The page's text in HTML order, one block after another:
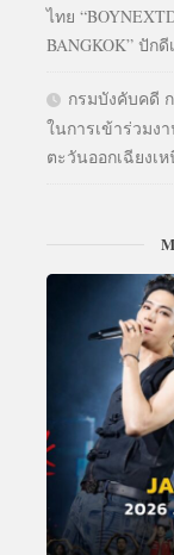
ไทย
BANGKOK” ปัก
กรมบังคับคดี
ในการเข้าร่วมง
ตะวันออกเฉียงเห